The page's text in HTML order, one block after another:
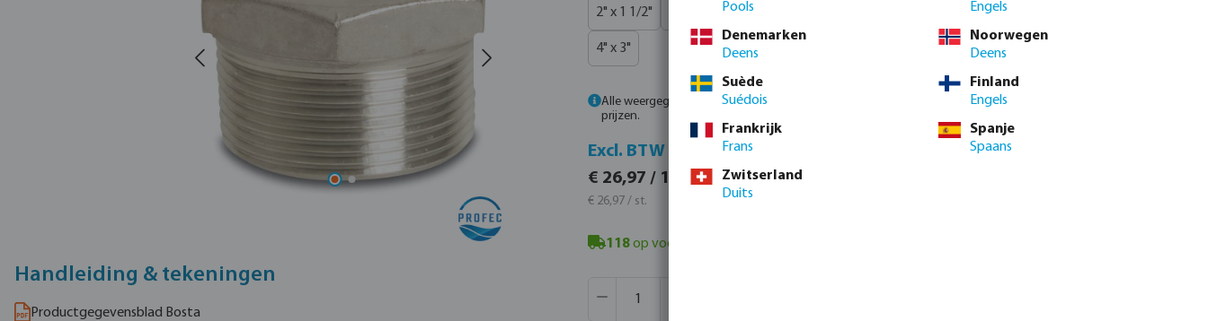
Handleiding & tekeningen
Productgegevensblad Bosta
2" x 1 1/2" 2 1/2" x 1" 2 1/2" x 1 1/2" 3" x 2"
4" x 3"
Alle weergegeven prijzen zijn inclusief btw. neem contact op met de verkoopafdeling
prijzen.
Excl. BTW
€ 26,97 / 1 st.
€ 26,97 / st.
Incl. BTW
€ 32,63 / 1 st.
€ 32,63 / st.
118op voorraad in Veghel, NL
Pools
Engels
Denemarken
Deens
Noorwegen
Deens
Suède
Suédois
Finland
Engels
Frankrijk
Frans
Spanje
Spaans
Zwitserland
Duits